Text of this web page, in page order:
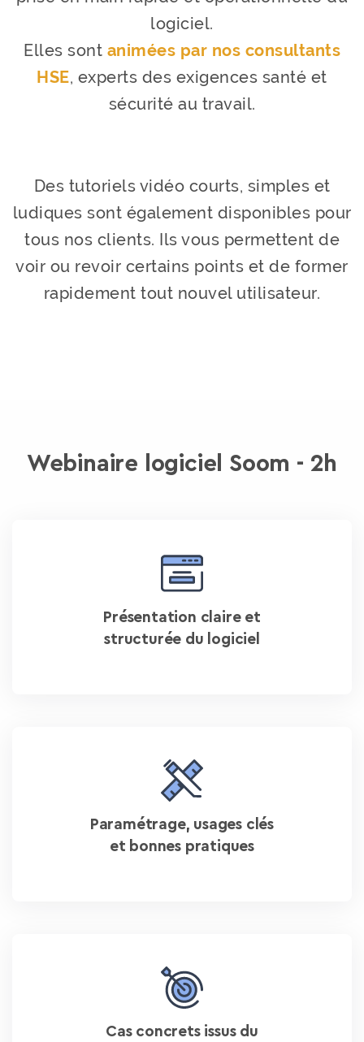
logiciel.
Elles sont animées par nos consultants
HSE, experts des exigences santé et
sécurité au travail.
Des tutoriels vidéo courts, simples et
ludiques sont également disponibles pour
tous nos clients. Ils vous permettent de
voir ou revoir certains points et de former
rapidement tout nouvel utilisateur.
Webinaire logiciel Soom - 2h
Présentation claire et
structurée du logiciel
Paramétrage, usages clés
et bonnes pratiques
Cas concrets issus du